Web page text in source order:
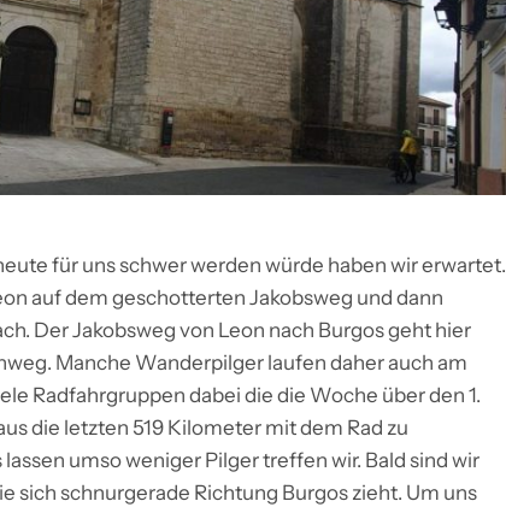
für uns schwer werden würde haben wir erwartet.
auf dem geschotterten Jakobsweg und dann
Der Jakobsweg von Leon nach Burgos geht hier
Manche Wanderpilger laufen daher auch am
Radfahrgruppen dabei die die Woche über den 1.
die letzten 519 Kilometer mit dem Rad zu
umso weniger Pilger treffen wir. Bald sind wir
sich schnurgerade Richtung Burgos zieht. Um uns